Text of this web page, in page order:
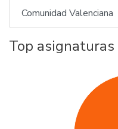
Comunidad Valenciana
Top asignaturas